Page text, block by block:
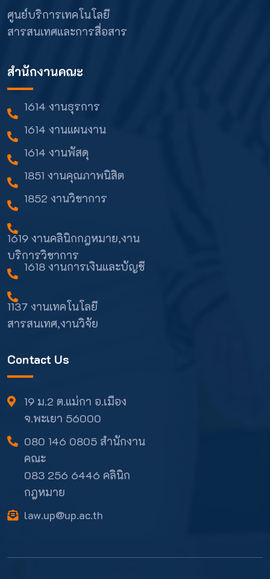
ศูนย์บริการเทคโนโลยี
สารสนเทศและการสื่อสาร
สำนักงานคณะ
1614 งานธุรการ
1614 งานแผนงาน
1614 งานพัสดุ
1851 งานคุณภาพนิสิต
1852 งานวิชาการ
1619 งานคลินิกกฎหมาย,งาน
บริการวิชาการ
1618 งานการเงินและบัญชี
1137 งานเทคโนโลยี
สารสนเทศ,งานวิจัย
Contact Us
19 ม.2 ต.แม่กา อ.เมือง
จ.พะเยา 56000
080 146 0805 สำนักงาน
คณะ
083 256 6446 คลินิก
กฎหมาย
law.up@up.ac.th